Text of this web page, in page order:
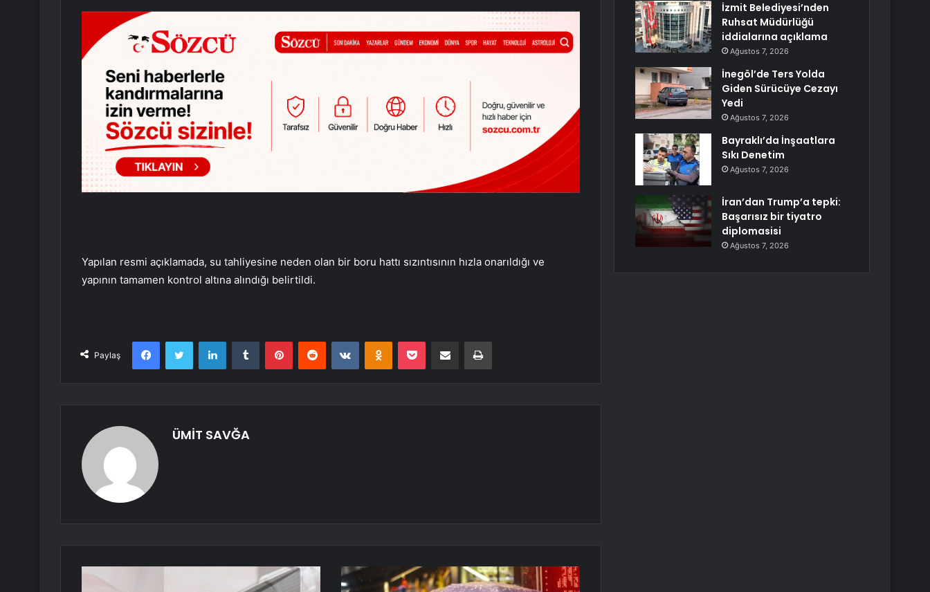
Yapılan resmi açıklamada, su tahliyesine neden olan bir boru hattı sızıntısının hızla onarıldığı ve
yapının tamamen kontrol altına alındığı belirtildi.
Paylaş
FacebookTwitter LinkedInTumblr PinterestReddit VKontakteOdnoklassniki
Pocket E-Posta ile paylaş Yazdır
ÜMİT SAVĞA
İzmit Belediyesi’nden
Ruhsat Müdürlüğü
iddialarına açıklama
Ağustos 7, 2026
İnegöl’de Ters Yolda
Giden Sürücüye Cezayı
Yedi
Ağustos 7, 2026
Bayraklı’da İnşaatlara
Sıkı Denetim
Ağustos 7, 2026
İran’dan Trump’a tepki:
Başarısız bir tiyatro
diplomasisi
Ağustos 7, 2026